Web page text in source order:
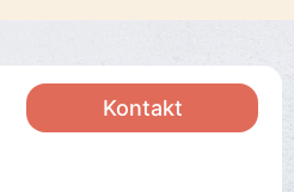
Kontakt